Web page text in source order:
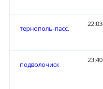
тернополь-пасс.
22:03
подволочиск
23:40